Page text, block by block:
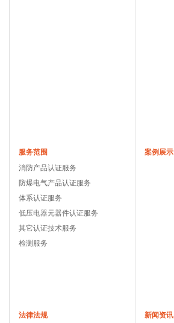
服务范围
消防产品认证服务
防爆电气产品认证服务
体系认证服务
低压电器元器件认证服务
其它认证技术服务
检测服务
案例展示
法律法规 新闻资讯